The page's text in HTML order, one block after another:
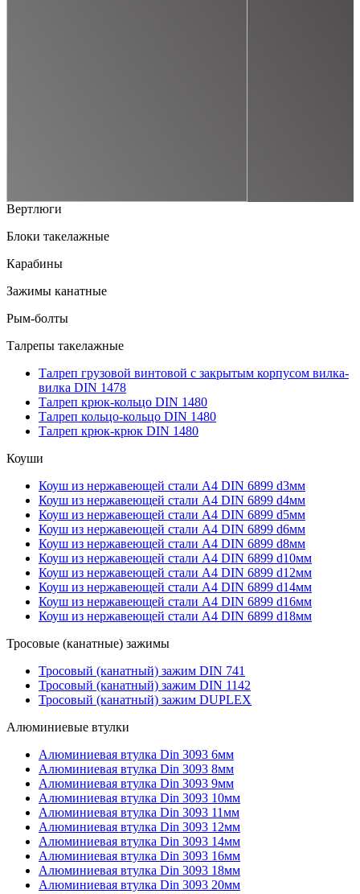
Вертлюги
Блоки такелажные
Карабины
Зажимы канатные
Рым-болты
Талрепы такелажные
Талреп грузовой винтовой с закрытым корпусом вилка-
вилка DIN 1478
Талреп крюк-кольцо DIN 1480
Талреп кольцо-кольцо DIN 1480
Талреп крюк-крюк DIN 1480
Коуши
Коуш из нержавеющей стали А4 DIN 6899 d3мм
Коуш из нержавеющей стали А4 DIN 6899 d4мм
Коуш из нержавеющей стали А4 DIN 6899 d5мм
Коуш из нержавеющей стали А4 DIN 6899 d6мм
Коуш из нержавеющей стали А4 DIN 6899 d8мм
Коуш из нержавеющей стали А4 DIN 6899 d10мм
Коуш из нержавеющей стали А4 DIN 6899 d12мм
Коуш из нержавеющей стали А4 DIN 6899 d14мм
Коуш из нержавеющей стали А4 DIN 6899 d16мм
Коуш из нержавеющей стали А4 DIN 6899 d18мм
Тросовые (канатные) зажимы
Тросовый (канатный) зажим DIN 741
Тросовый (канатный) зажим DIN 1142
Тросовый (канатный) зажим DUPLEX
Алюминиевые втулки
Алюминиевая втулка Din 3093 6мм
Алюминиевая втулка Din 3093 8мм
Алюминиевая втулка Din 3093 9мм
Алюминиевая втулка Din 3093 10мм
Алюминиевая втулка Din 3093 11мм
Алюминиевая втулка Din 3093 12мм
Алюминиевая втулка Din 3093 14мм
Алюминиевая втулка Din 3093 16мм
Алюминиевая втулка Din 3093 18мм
Алюминиевая втулка Din 3093 20мм